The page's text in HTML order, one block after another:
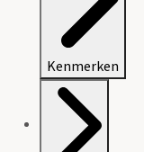
Kenmerken